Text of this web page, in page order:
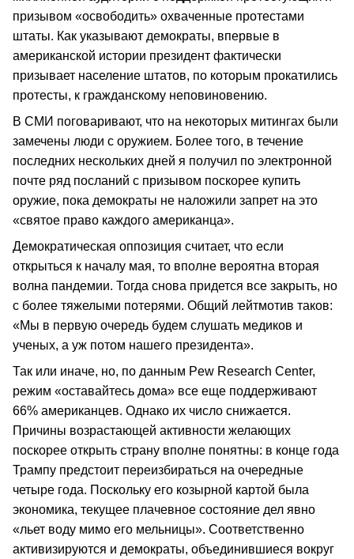
призывом «освободить» охваченные протестами
штаты. Как указывают демократы, впервые в
американской истории президент фактически
призывает население штатов, по которым прокатились
протесты, к гражданскому неповиновению.
В СМИ поговаривают, что на некоторых митингах были
замечены люди с оружием. Более того, в течение
последних нескольких дней я получил по электронной
почте ряд посланий с призывом поскорее купить
оружие, пока демократы не наложили запрет на это
«святое право каждого американца».
Демократическая оппозиция считает, что если
открыться к началу мая, то вполне вероятна вторая
волна пандемии. Тогда снова придется все закрыть, но
с более тяжелыми потерями. Общий лейтмотив таков:
«Мы в первую очередь будем слушать медиков и
ученых, а уж потом нашего президента».
Так или иначе, но, по данным Pew Research Center,
режим «оставайтесь дома» все еще поддерживают
66% американцев. Однако их число снижается.
Причины возрастающей активности желающих
поскорее открыть страну вполне понятны: в конце года
Трампу предстоит переизбираться на очередные
четыре года. Поскольку его козырной картой была
экономика, текущее плачевное состояние дел явно
«льет воду мимо его мельницы». Соответственно
активизируются и демократы, объединившиеся вокруг